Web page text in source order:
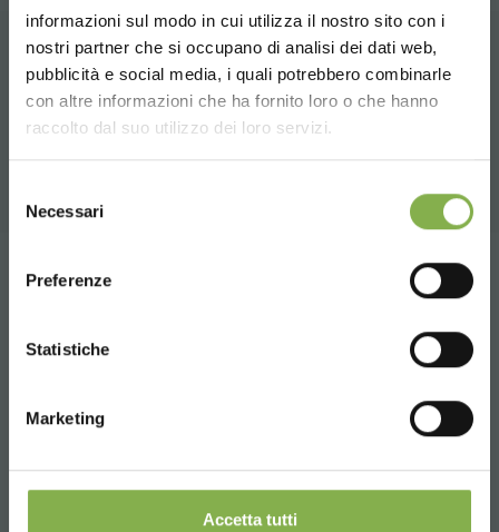
informazioni sul modo in cui utilizza il nostro sito con i
nostri partner che si occupano di analisi dei dati web,
pubblicità e social media, i quali potrebbero combinarle
con altre informazioni che ha fornito loro o che hanno
raccolto dal suo utilizzo dei loro servizi.
delNecessari
Preferenze
Statistiche
Marketing
Accetta tutti
СОПУТСТВУЮЩИЕ ТОВАРЫ
Подборка лучших продуктов для продажи на
orlandelli.it
Tag: Accessories for florists Florist furniture
Greenhouses products Nursery products
Choose the country you are in and your
language for a better browsing experience
ТЕХНИЧЕСКИЙ
ПАСПОРТ
зарегистрируйтесь, чтобы
скачать технический